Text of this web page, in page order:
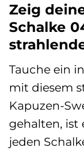
Zeig
Schalke
Tauche ein
mit diesem
Kapuzen-
gehalten, ist
jeden